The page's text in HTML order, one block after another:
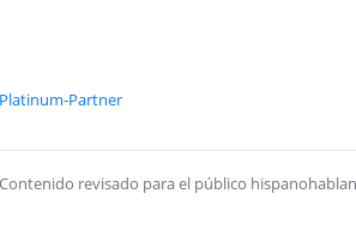
Partner
revisado para el público